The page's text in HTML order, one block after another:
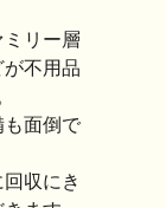
リー層
不用品
も面倒で
収にき